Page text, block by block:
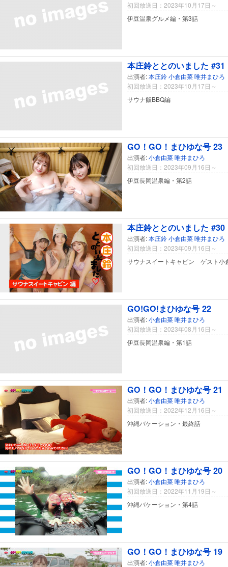
初回放送日：2023年10月17日～
伊豆温泉グルメ編・第3話
本庄鈴ととのいました #31
出演者:本庄鈴小倉由菜唯井まひろ
初回放送日：2023年10月17日～
サウナ飯BBQ編
GO！GO！まひゆな号 23
出演者:小倉由菜唯井まひろ
初回放送日：2023年09月16日～
伊豆長岡温泉編・第2話
本庄鈴ととのいました #30
出演者:本庄鈴小倉由菜唯井まひろ
初回放送日：2023年09月16日～
サウナスイートキャビン ゲスト小
GO!GO!まひゆな号 22
出演者:小倉由菜唯井まひろ
初回放送日：2023年08月16日～
伊豆長岡温泉編・第1話
GO！GO！まひゆな号 21
出演者:小倉由菜唯井まひろ
初回放送日：2022年12月16日～
沖縄バケーション・最終話
GO！GO！まひゆな号 20
出演者:小倉由菜唯井まひろ
初回放送日：2022年11月19日～
沖縄バケーション・第4話
GO！GO！まひゆな号 19
出演者:小倉由菜唯井まひろ